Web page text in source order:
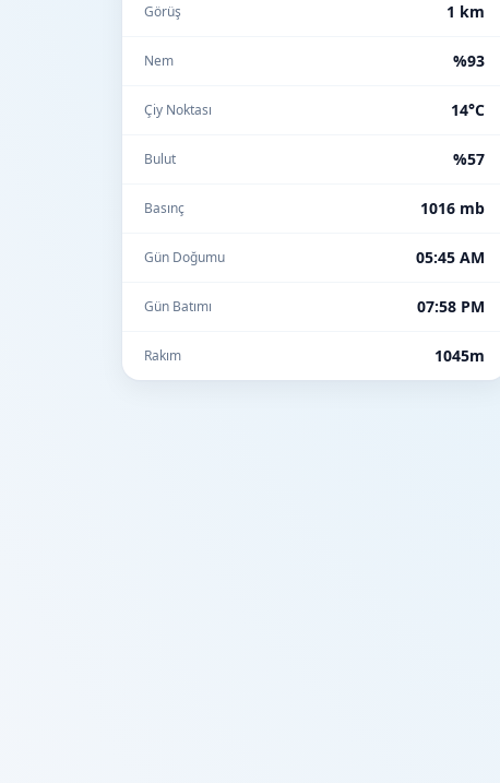
Görüş 1 km
Nem %93
Çiy Noktası 14°C
Bulut %57
Basınç 1016 mb
Gün Doğumu 05:45 AM
Gün Batımı 07:58 PM
Rakım 1045m